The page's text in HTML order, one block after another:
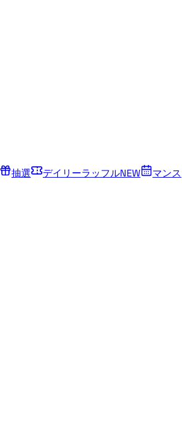
抽選 デイリーラッフルNEW
マンス